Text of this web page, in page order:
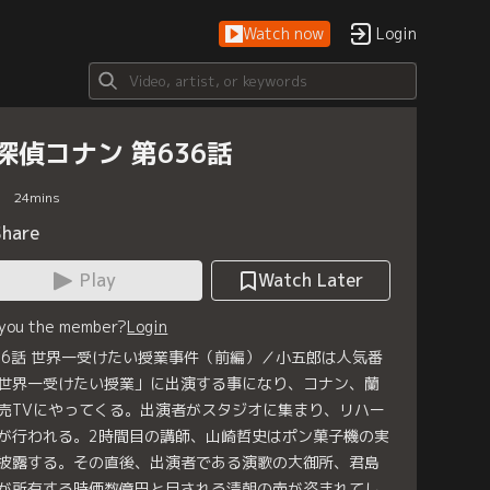
Watch now Login
偵コナン 第636話
24mins
Play
Watch Later
the member?Login
話 世界一受けたい授業事件（前編）／小五郎は人気番
界一受けたい授業」に出演する事になり、コナン、蘭
TVにやってくる。出演者がスタジオに集まり、リハー
行われる。2時間目の講師、山崎哲史はポン菓子機の実
露する。その直後、出演者である演歌の大御所、君島